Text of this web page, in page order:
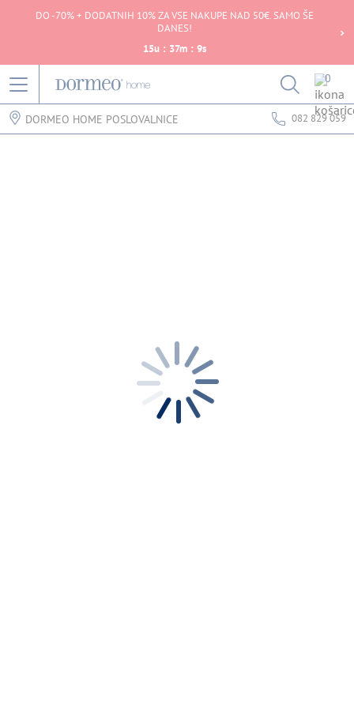
DO -70% + DODATNIH 10% ZA VSE NAKUPE NAD 50€. SAMO ŠE
DANES!
15u : 37m : 9s
0
DORMEO HOME POSLOVALNICE 082 829 059